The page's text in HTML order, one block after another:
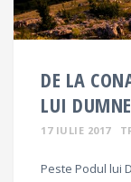
DE LA
LUI
17 IULIE 2017
Peste Podul lui